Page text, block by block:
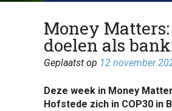
Money
doelen als
Geplaatst op 12 november
Deze week in Money
Hofstede zich in COP30 in